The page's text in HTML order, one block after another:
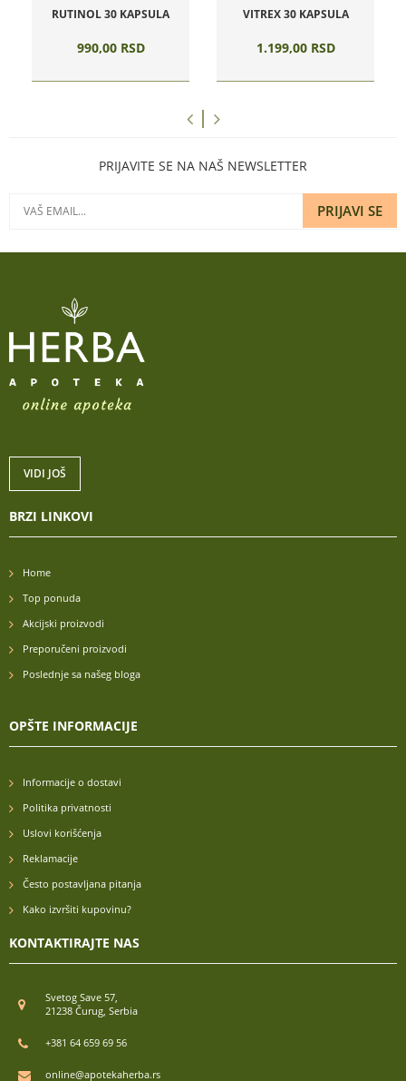
RUTINOL 30 KAPSULA
990,00 RSD
VITREX 30 KAPSULA
1.199,00 RSD
PRIJAVITE SE NA NAŠ NEWSLETTER
PRIJAVI SE
VIDI JOŠ
BRZI LINKOVI
Home
Top ponuda
Akcijski proizvodi
Preporučeni proizvodi
Poslednje sa našeg bloga
OPŠTE INFORMACIJE
Informacije o dostavi
Politika privatnosti
Uslovi korišćenja
Reklamacije
Često postavljana pitanja
Kako izvršiti kupovinu?
KONTAKTIRAJTE NAS
Svetog Save 57,
21238 Čurug, Serbia
+381 64 659 69 56
online@apotekaherba.rs